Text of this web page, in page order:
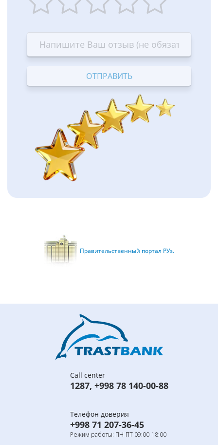
star
Terrible
stars
—
Bad
stars
—
OK
stars
—
Good
stars
—
Excellent
Правительственный портал РУз.
Call center
1287, +998 78 140-00-88
Телефон доверия
+998 71 207-36-45
Режим работы: ПН-ПТ 09:00-18:00